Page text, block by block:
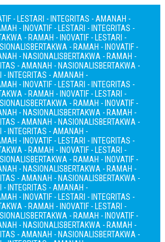
- LESTARI - INTEGRITAS - AMANAH -
- INOVATIF - LESTARI - INTEGRITAS -
- RAMAH - INOVATIF - LESTARI -
BERTAKWA - RAMAH - INOVATIF -
- NASIONALISBERTAKWA - RAMAH -
- AMANAH - NASIONALISBERTAKWA -
- INTEGRITAS - AMANAH -
- INOVATIF - LESTARI - INTEGRITAS -
- RAMAH - INOVATIF - LESTARI -
BERTAKWA - RAMAH - INOVATIF -
- NASIONALISBERTAKWA - RAMAH -
- AMANAH - NASIONALISBERTAKWA -
- INTEGRITAS - AMANAH -
- INOVATIF - LESTARI - INTEGRITAS -
- RAMAH - INOVATIF - LESTARI -
BERTAKWA - RAMAH - INOVATIF -
- NASIONALISBERTAKWA - RAMAH -
- AMANAH - NASIONALISBERTAKWA -
- INTEGRITAS - AMANAH -
- INOVATIF - LESTARI - INTEGRITAS -
- RAMAH - INOVATIF - LESTARI -
BERTAKWA - RAMAH - INOVATIF -
- NASIONALISBERTAKWA - RAMAH -
- AMANAH - NASIONALISBERTAKWA -